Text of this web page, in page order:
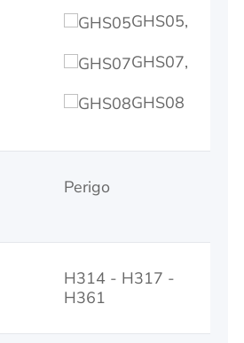
GHS05,
GHS07,
GHS08
Perigo
H314 - H317 -
H361